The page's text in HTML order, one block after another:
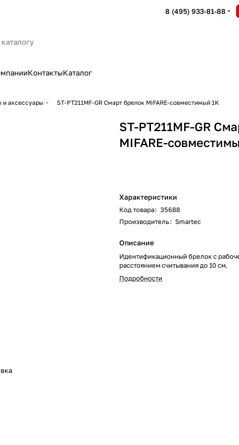
8 (495) 933-81-88
КонтактыКаталог
и аксессуары ST-PT211MF-GR Cмарт брелок MIFARE-совместимый 1K
ST-PT211MF-GR
MIFARE-
Характеристики
Код товара: 35688
Производитель: Smartec
Описание
Идентификационный брелок с
расстоянием считывания до 10 см.
Подробности